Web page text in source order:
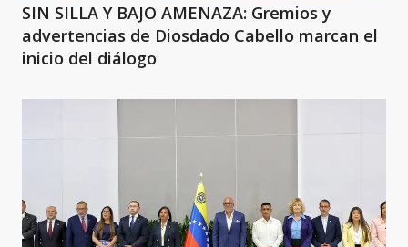
SIN SILLA Y BAJO AMENAZA: Gremios y
advertencias de Diosdado Cabello marcan el
inicio del diálogo